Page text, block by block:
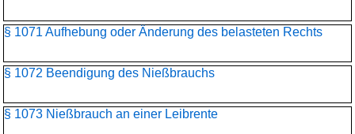
§ 1071 Aufhebung oder Änderung des belasteten Rechts
§ 1072 Beendigung des Nießbrauchs
§ 1073 Nießbrauch an einer Leibrente